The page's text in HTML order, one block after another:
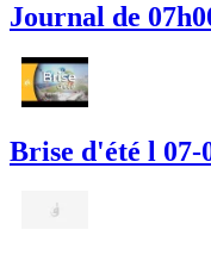
Journal de
Brise d'été l 07-